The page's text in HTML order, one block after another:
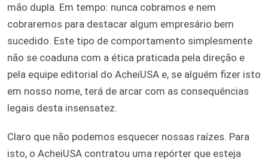
mão dupla. Em tempo: nunca cobramos e nem
cobraremos para destacar algum empresário bem
sucedido. Este tipo de comportamento simplesmente
não se coaduna com a ética praticada pela direção e
pela equipe editorial do AcheiUSA e, se alguém fizer isto
em nosso nome, terá de arcar com as consequências
legais desta insensatez.
Claro que não podemos esquecer nossas raízes. Para
isto, o AcheiUSA contratou uma repórter que esteja